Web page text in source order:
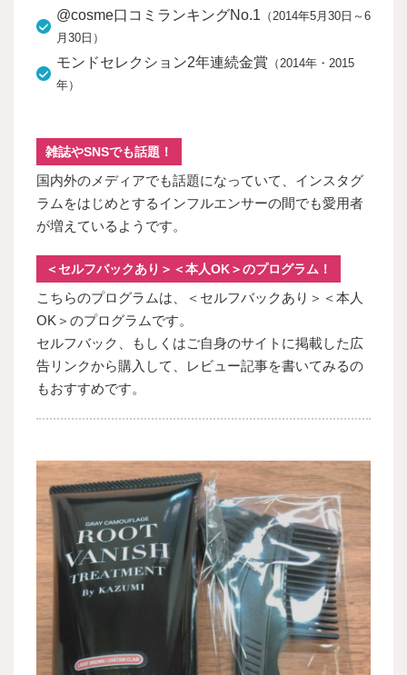
@cosme口コミランキングNo.1 （2014年5月30日～6
月30日）
モンドセレクション2年連続金賞 （2014年・2015
年）
雑誌やSNSでも話題！
国内外のメディアでも話題になっていて、インスタグ
ラムをはじめとするインフルエンサーの間でも愛用者
が増えているようです。
＜セルフバックあり＞＜本人OK＞のプログラム！
こちらのプログラムは、＜セルフバックあり＞＜本人
OK＞のプログラムです。
セルフバック、もしくはご自身のサイトに掲載した広
告リンクから購入して、レビュー記事を書いてみるの
もおすすめです。